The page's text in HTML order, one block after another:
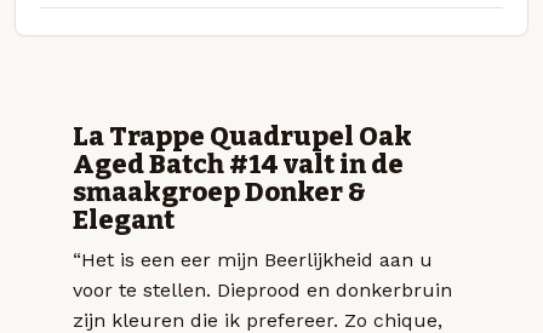
La Trappe Quadrupel Oak
Aged Batch #14 valt in de
smaakgroep Donker &
Elegant
“Het is een eer mijn Beerlijkheid aan u
voor te stellen. Dieprood en donkerbruin
zijn kleuren die ik prefereer. Zo chique,